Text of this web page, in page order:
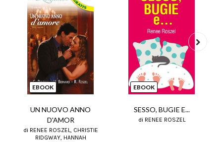
EBOOK
UN NUOVO ANNO
D'AMOR
di RENEE ROSZEL, CHRISTIE
RIDGWAY, HANNAH
EBOOK
SESSO, BUGIE E...
di RENEE ROSZEL